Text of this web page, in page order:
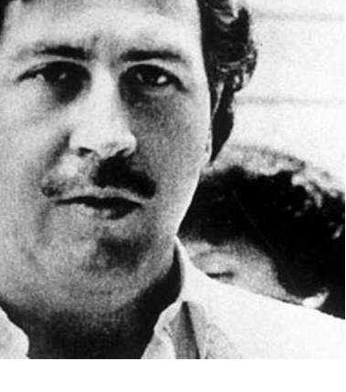
webzine
culturel